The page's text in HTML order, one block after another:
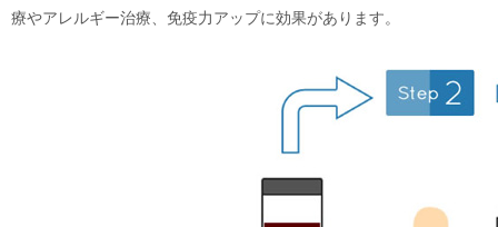
療やアレルギー治療、免疫力アップに効果があります。